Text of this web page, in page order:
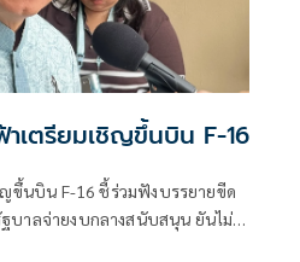
เตรียมเชิญขึ้นบิน F-16
ญขึ้นบิน F-16 ชี้ร่วมฟังบรรยายขีด
บาลจ่ายงบกลางสนับสนุน ยันไม่